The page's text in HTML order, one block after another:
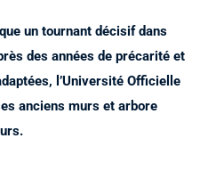
un tournant décisif dans
des années de précarité et
l’Université Officielle
anciens murs et arbore